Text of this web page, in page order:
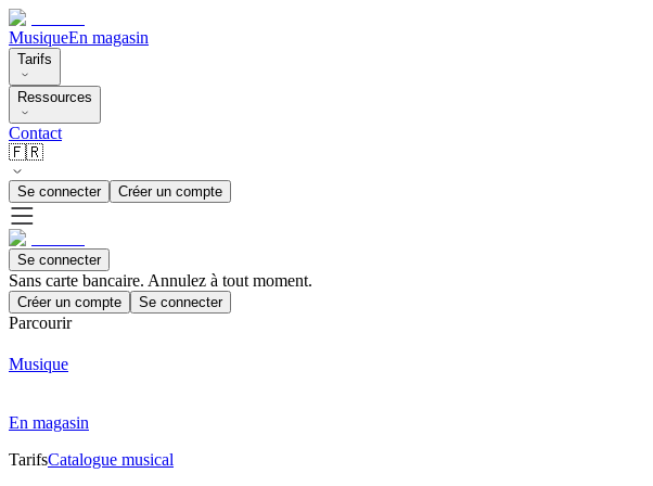
MusiqueEn magasin
Tarifs
Ressources
Contact
🇫🇷
Se connecter Créer un compte
Se connecter
Sans carte bancaire. Annulez à tout moment.
Créer un compte Se connecter
Parcourir
Musique
En magasin
TarifsCatalogue musical